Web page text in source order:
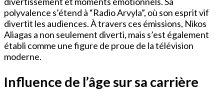
polyvalence s’étend à “Radio Arvyla”, où son esprit vif
divertit les audiences. À travers ces émissions, Nikos
Aliagas a non seulement diverti, mais s’est également
établi comme une figure de proue de la télévision
moderne.
Influence de l’âge sur sa carrière